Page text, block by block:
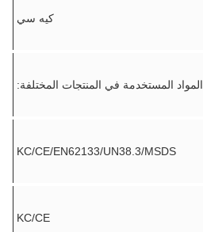
كيه سي
المواد المستخدمة في المنتجات المختلفة:
KC/CE/EN62133/UN38.3/MSDS
KC/CE